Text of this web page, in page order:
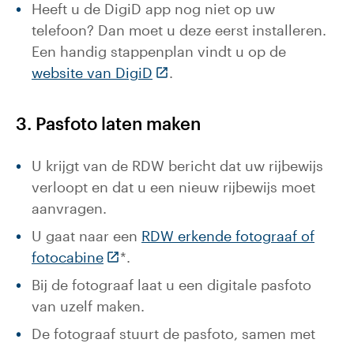
Heeft u de DigiD app nog niet op uw
telefoon? Dan moet u deze eerst installeren.
Een handig stappenplan vindt u op de
website van DigiD (Deze link gaat naar een
.
3. Pasfoto laten maken
U krijgt van de RDW bericht dat uw rijbewijs
verloopt en dat u een nieuw rijbewijs moet
aanvragen.
U gaat naar een RDW erkende fotograaf of
fotocabine(Deze link gaat naar een externe
*.
Bij de fotograaf laat u een digitale pasfoto
van uzelf maken.
De fotograaf stuurt de pasfoto, samen met